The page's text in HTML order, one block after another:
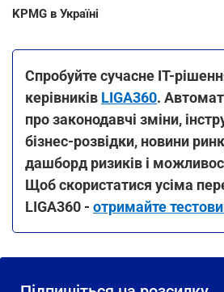
KPMG в Україні
Спробуйте сучасне ІТ-
керівників LIGA360.
про законодавчі зміни,
бізнес-розвідки, новини
дашборд ризиків і
Щоб скористатися усіма
LIGA360 - отримайте